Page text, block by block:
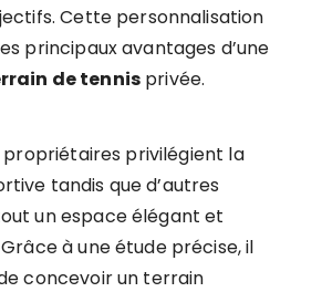
Cette personnalisation
principaux avantages d’une
de tennisprivée.
privilégient la
tandis que d’autres
un espace élégant et
à une étude précise, il
concevoir un terrain